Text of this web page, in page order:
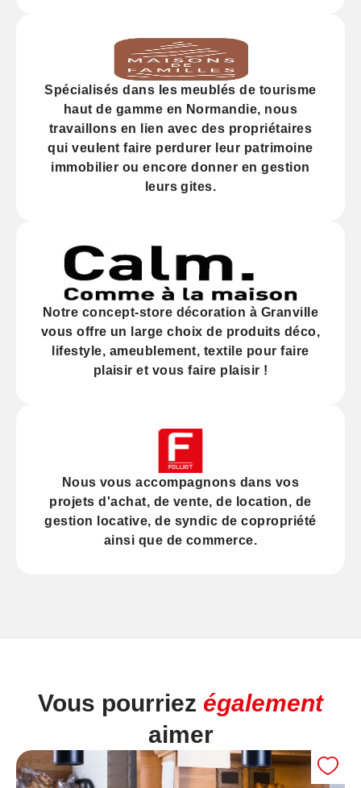
Spécialisés dans les meublés de tourisme
haut de gamme en Normandie, nous
travaillons en lien avec des propriétaires
qui veulent faire perdurer leur patrimoine
immobilier ou encore donner en gestion
leurs gites.
Notre concept-store décoration à Granville
vous offre un large choix de produits déco,
lifestyle, ameublement, textile pour faire
plaisir et vous faire plaisir !
Nous vous accompagnons dans vos
projets d'achat, devente, de location, de
gestion locative, de syndic de copropriété
ainsi que de commerce.
Vous pourriez également
aimer